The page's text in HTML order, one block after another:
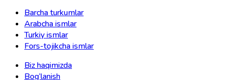
Barcha turkumlar
Arabcha ismlar
Turkiy ismlar
Fors-tojikcha ismlar
Biz haqimizda
Bog‘lanish